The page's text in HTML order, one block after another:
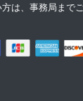
は、事務局まで